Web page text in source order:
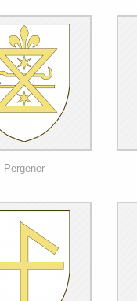
Pergener